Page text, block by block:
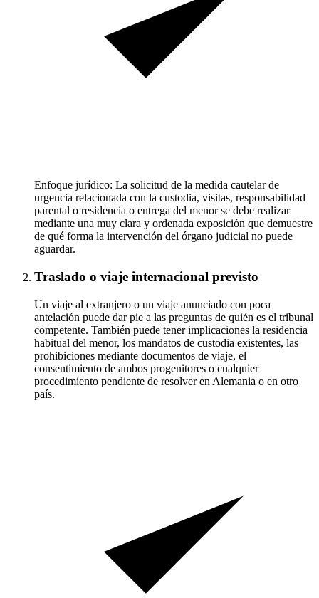
Enfoque jurídico: La solicitud de la medida cautelar de
urgencia relacionada con la custodia, visitas, responsabilidad
parental o residencia o entrega del menor se debe realizar
mediante una muy clara y ordenada exposición que demuestre
de qué forma la intervención del órgano judicial no puede
aguardar.
Traslado o viaje internacional previsto
Un viaje al extranjero o un viaje anunciado con poca
antelación puede dar pie a las preguntas de quién es el tribunal
competente. También puede tener implicaciones la residencia
habitual del menor, los mandatos de custodia existentes, las
prohibiciones mediante documentos de viaje, el
consentimiento de ambos progenitores o cualquier
procedimiento pendiente de resolver en Alemania o en otro
país.